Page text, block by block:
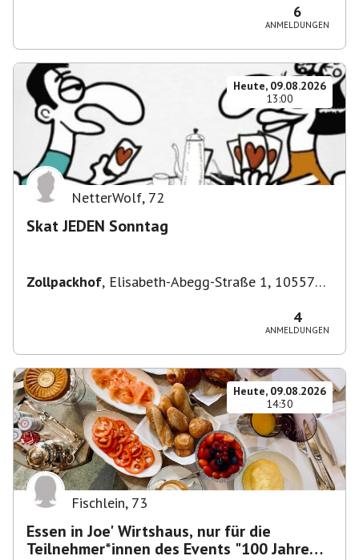
6
ANMELDUNGEN
Heute, 09.08.2026
13:00
NetterWolf, 72
Skat JEDEN Sonntag
Zollpackhof, Elisabeth-Abegg-Straße 1, 10557
4
ANMELDUNGEN
Heute, 09.08.2026
14:30
Fischlein, 73
Essen in Joe' Wirtshaus, nur für die
Teilnehmer*innen des Events "100 Jahre